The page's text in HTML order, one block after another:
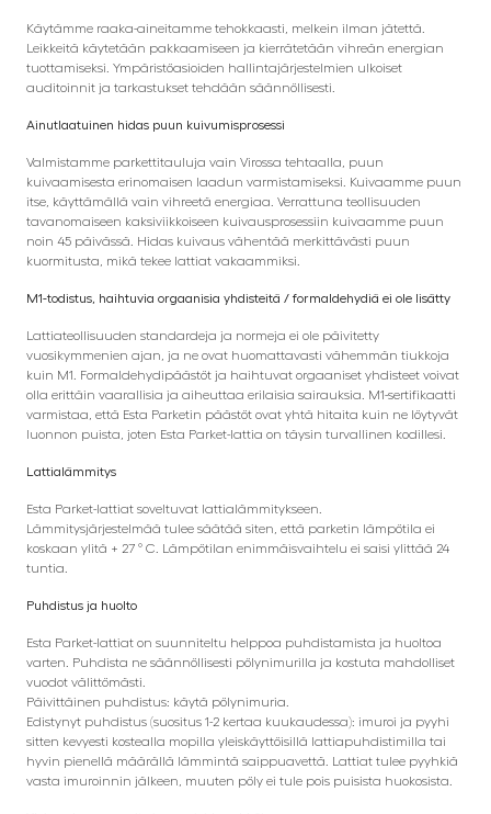
Käytämme raaka-aineitamme tehokkaasti, melkein ilman jätettä.
Leikkeitä käytetään pakkaamiseen ja kierrätetään vihreän energian
tuottamiseksi. Ympäristöasioiden hallintajärjestelmien ulkoiset
auditoinnit ja tarkastukset tehdään säännöllisesti.
Ainutlaatuinen hidas puun kuivumisprosessi
Valmistamme parkettitauluja vain Virossa tehtaalla, puun
kuivaamisesta erinomaisen laadun varmistamiseksi. Kuivaamme puun
itse, käyttämällä vain vihreetä energiaa. Verrattuna teollisuuden
tavanomaiseen kaksiviikkoiseen kuivausprosessiin kuivaamme puun
noin 45 päivässä. Hidas kuivaus vähentää merkittävästi puun
kuormitusta, mikä tekee lattiat vakaammiksi.
M1-todistus, haihtuvia orgaanisia yhdisteitä / formaldehydiä ei ole lisätty
Lattiateollisuuden standardeja ja normeja ei ole päivitetty
vuosikymmenien ajan, ja ne ovat huomattavasti vähemmän tiukkoja
kuin M1. Formaldehydipäästöt ja haihtuvat orgaaniset yhdisteet voivat
olla erittäin vaarallisia ja aiheuttaa erilaisia ​​sairauksia. M1-sertifikaatti
varmistaa, että Esta Parketin päästöt ovat yhtä hitaita kuin ne löytyvät
luonnon puista, joten Esta Parket-lattia on täysin turvallinen kodillesi.
Lattialämmitys
Esta Parket-lattiat soveltuvat lattialämmitykseen.
Lämmitysjärjestelmää tulee säätää siten, että parketin lämpötila ei
koskaan ylitä + 27 ° C. Lämpötilan enimmäisvaihtelu ei saisi ylittää 24
tuntia.
Puhdistus ja huolto
Esta Parket-lattiat on suunniteltu helppoa puhdistamista ja huoltoa
varten. Puhdista ne säännöllisesti pölynimurilla ja kostuta mahdolliset
vuodot välittömästi.
Päivittäinen puhdistus: käytä pölynimuria.
Edistynyt puhdistus (suositus 1-2 kertaa kuukaudessa): imuroi ja pyyhi
sitten kevyesti kostealla mopilla yleiskäyttöisillä lattiapuhdistimilla tai
hyvin pienellä määrällä lämmintä saippuavettä. Lattiat tulee pyyhkiä
vasta imuroinnin jälkeen, muuten pöly ei tule pois puisista huokosista.